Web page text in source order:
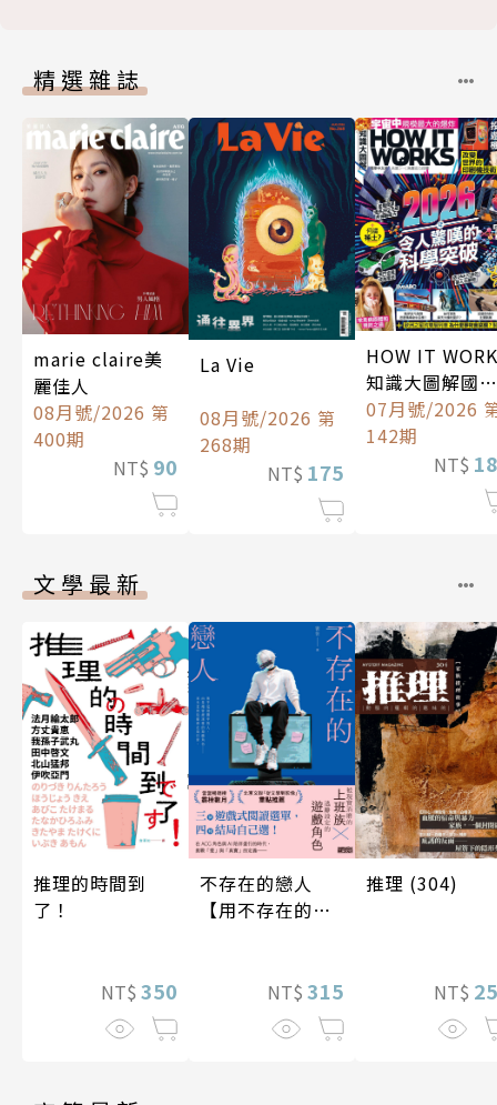
精選雜誌
marie claire美
麗佳人
08月號/2026 第
400期
NT$ 90
La Vie
08月號/2026 第
268期
NT$ 175
HOW IT
知識大圖解國際
中文版
07月號/2026
142期
NT$
文學最新
推理的時間到
了！
NT$ 350
不存在的戀人
【用不存在的
NT$ 315
推理 (304)
NT$